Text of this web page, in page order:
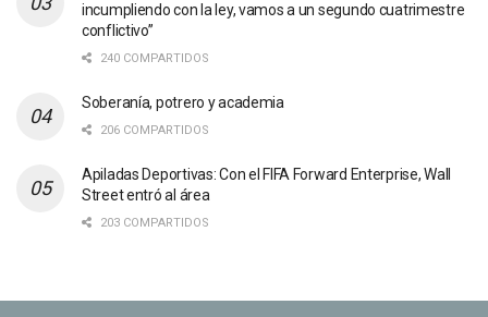
incumpliendo con la ley, vamos a un segundo cuatrimestre
conflictivo”
240 COMPARTIDOS
Soberanía, potrero y academia
206 COMPARTIDOS
Apiladas Deportivas: Con el FIFA Forward Enterprise, Wall
Street entró al área
203 COMPARTIDOS